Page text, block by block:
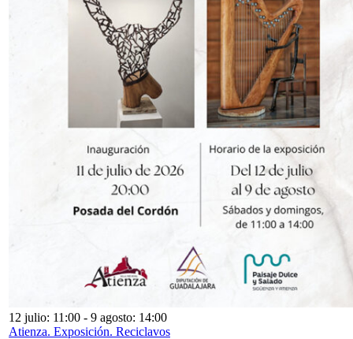
12 julio: 11:00 - 9 agosto: 14:00
Atienza. Exposición. Reciclavos